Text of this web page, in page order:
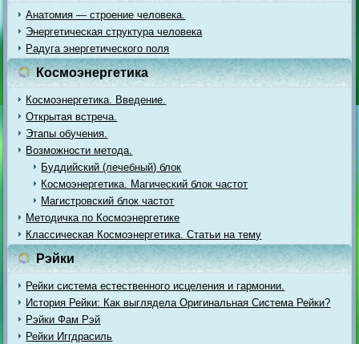
Анатомия — строение человека.
Энергетическая структура человека
Радуга энергетического поля
Космоэнергетика
Космоэнергетика. Введение.
Открытая встреча.
Этапы обучения.
Возможности метода.
Буддийский (лечебный) блок
Космоэнергетика. Магический блок частот
Магистровский блок частот
Методичка по Космоэнергетике
Классическая Космоэнергетика. Статьи на тему
Рэйки
Рейки система естественного исцеления и гармонии.
История Рейки: Как выглядела Оригинальная Система Рейки?
Рэйки Фам Рэй
Рейки Иггдрасиль